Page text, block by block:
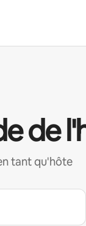
de
tant qu'hôte